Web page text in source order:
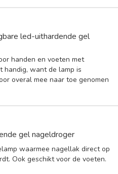
led-uithardende gel
handen en voeten met
handig, want de lamp is
overal mee naar toe genomen
gel nageldroger
waarmee nagellak direct op
Ook geschikt voor de voeten.